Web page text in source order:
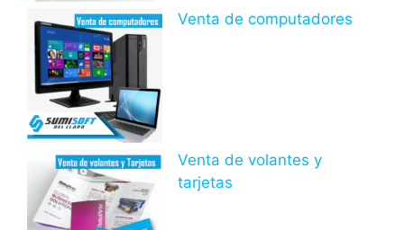
Venta de computadores
Venta de volantes y
tarjetas